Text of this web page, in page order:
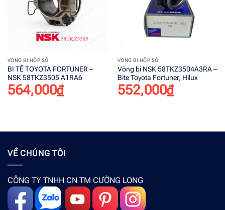
VÒNG BI HỘP SỐ
BI TÊ TOYOTA FORTUNER –
NSK 58TKZ3505 A1RA6
564,000₫
VÒNG BI HỘP SỐ
Vòng bi NSK 58TKZ3504A3RA –
Bite Toyota Fortuner, Hilux
552,000₫
VỀ CHÚNG TÔI
CÔNG TY TNHH CN TM CƯỜNG LONG